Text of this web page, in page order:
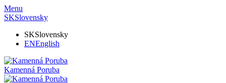
Menu
SKSlovensky
SKSlovensky
ENEnglish
Kamenná Poruba